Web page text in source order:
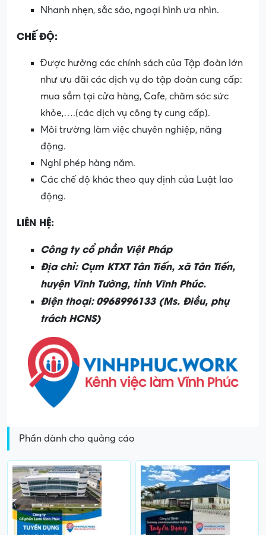
Nhanh nhẹn, sắc sảo, ngoại hình ưa nhìn.
CHẾ ĐỘ:
Được hưởng các chính sách của Tập đoàn lớn
như ưu đãi các dịch vụ do tập đoàn cung cấp:
mua sắm tại cửa hàng, Cafe, chăm sóc sức
khỏe,….(các dịch vụ công ty cung cấp).
Môi trường làm việc chuyên nghiệp, năng
động.
Nghỉ phép hàng năm.
Các chế độ khác theo quy định của Luật lao
động.
LIÊN HỆ:
Công ty cổ phần Việt Pháp
Địa chỉ: Cụm KTXT Tân Tiến, xã Tân Tiến,
huyện Vĩnh Tường, tỉnh Vĩnh Phúc.
Điện thoại: 0968996133 (Ms. Điều, phụ
trách HCNS)
Phần dành cho quảng cáo